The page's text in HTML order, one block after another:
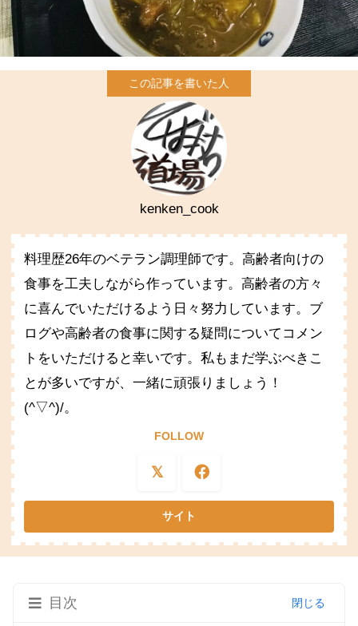
kenken_cook
料理歴26年のベテラン調理師です。高齢者向けの
食事を工夫しながら作っています。高齢者の方々
に喜んでいただけるよう日々努力しています。ブ
ログや高齢者の食事に関する疑問についてコメン
トをいただけると幸いです。私もまだ学ぶべきこ
とが多いですが、一緒に頑張りましょう！
(^▽^)/。
FOLLOW
目次